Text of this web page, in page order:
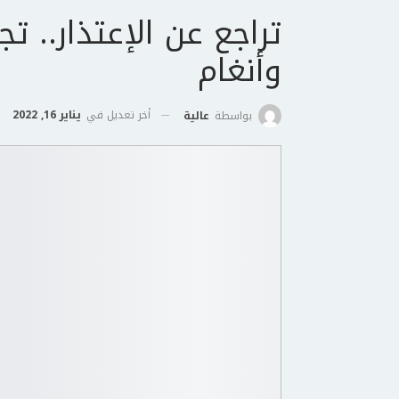
تراجع عن الإعتذار..
وأنغام
بواسطة عالية أخر تعديل في يناير 16, 2022